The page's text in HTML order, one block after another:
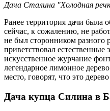
Дача Сталина "Холодная
Ранее территория дачи была
сейчас, к сожалению, не
не был сторонником разного
приветствовал естественные
искусственное журчание
легендарное лимонное
место, говорят, что это
Дача купца Силина в